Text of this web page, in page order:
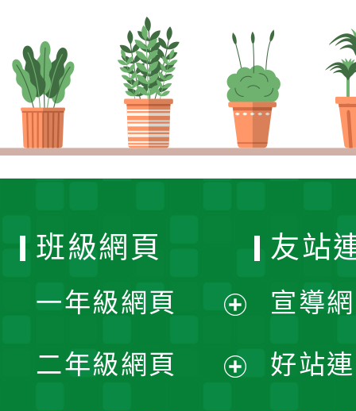
班級網頁
一年級網頁
開
二年級網頁
友站
宣導
好站